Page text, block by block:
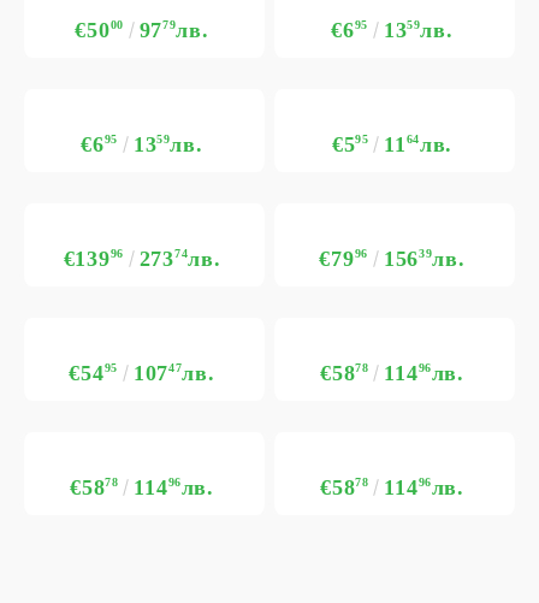
€5000 9779лв. €695 1359лв.
€695 1359лв. €595 11 64лв.
€13996 27374лв. €7996 15639лв.
€5495 10747лв. €5878 11496лв.
€5878 11496лв. €5878 11496лв.